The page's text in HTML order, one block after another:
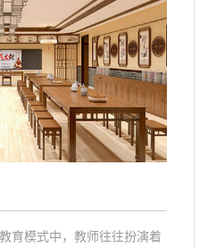
育模式中，教师往往扮演着